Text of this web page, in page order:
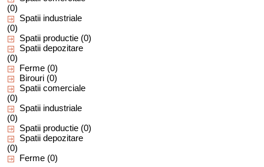
(0)
Spatii industriale
(0)
Spatii productie (0)
Spatii depozitare
(0)
Ferme (0)
Birouri (0)
Spatii comerciale
(0)
Spatii industriale
(0)
Spatii productie (0)
Spatii depozitare
(0)
Ferme (0)